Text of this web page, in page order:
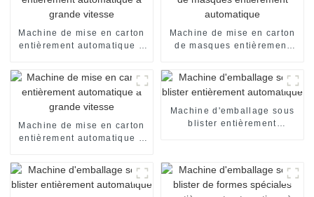
Machine de mise en carton
entièrement automatique à
Machine de mise en carton
de masques entièrement
Machine de mise en carton
entièrement automatique à
Machine d'emballage sous
blister entièrement